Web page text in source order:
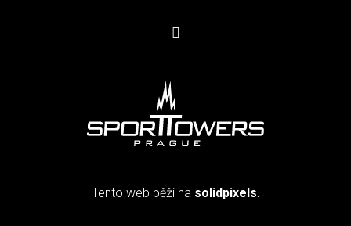
Tento web běží na solidpixels.